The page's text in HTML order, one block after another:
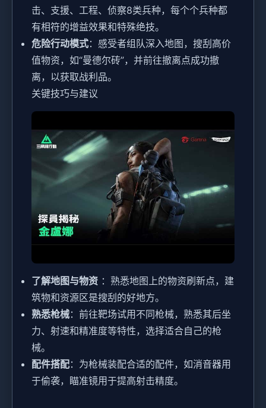
击、支援、工程、侦察8类兵种，每个个兵种都
有相符的增益效果和特殊绝技。
危险行动模式：感受者组队深入地图，搜刮高价
值物资，如“曼德尔砖”，并前往撤离点成功撤
离，以获取战利品。
关键技巧与建议
了解地图与物资 ：熟悉地图上的物资刷新点，建
筑物和资源区是搜刮的好地方。
熟悉枪械：前往靶场试用不同枪械，熟悉其后坐
力、射速和精准度等特性，选择适合自己的枪
械。
配件搭配：为枪械装配合适的配件，如消音器用
于偷袭，瞄准镜用于提高射击精度。